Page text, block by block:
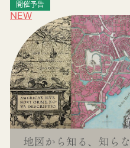
NEW
開催予告